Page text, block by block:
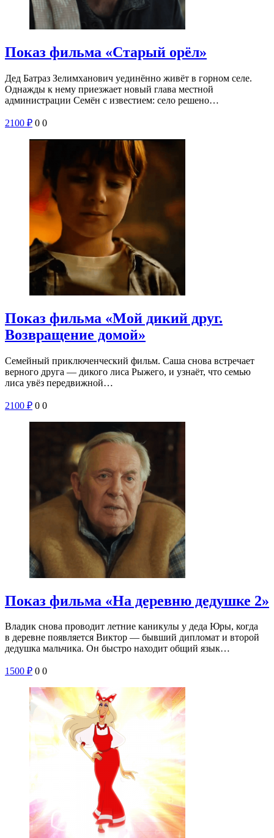
Показ фильма «Старый орёл»
Дед Батраз Зелимханович уединённо живёт в горном селе.
Однажды к нему приезжает новый глава местной
администрации Семён с известием: село решено…
2100 ₽ 0 0
Показ фильма «Мой дикий друг.
Возвращение домой»
Семейный приключенческий фильм. Саша снова встречает
верного друга — дикого лиса Рыжего, и узнаёт, что семью
лиса увёз передвижной…
2100 ₽ 0 0
Показ фильма «На деревню дедушке 2»
Владик снова проводит летние каникулы у деда Юры, когда
в деревне появляется Виктор — бывший дипломат и второй
дедушка мальчика. Он быстро находит общий язык…
1500 ₽ 0 0